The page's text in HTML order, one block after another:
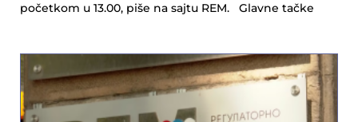
početkom u 13.00, piše na sajtu REM. Glavne tačke